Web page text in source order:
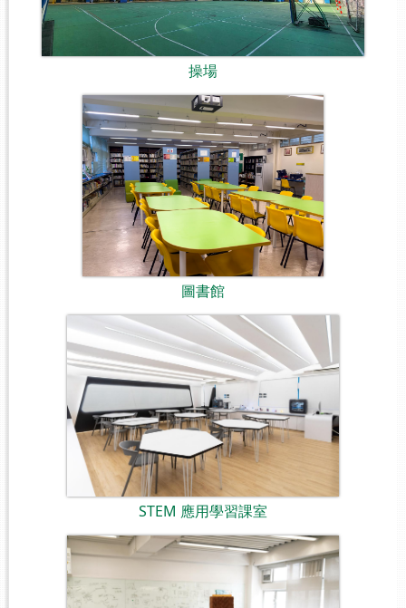
操場
圖書館
STEM 應用學習課室